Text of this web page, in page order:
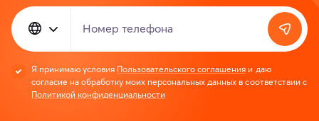
Номер телефона
Я принимаю условия Пользовательского соглашения и даю
согласие на обработку моих персональных данных в соответствии с
Политикой конфиденциальности